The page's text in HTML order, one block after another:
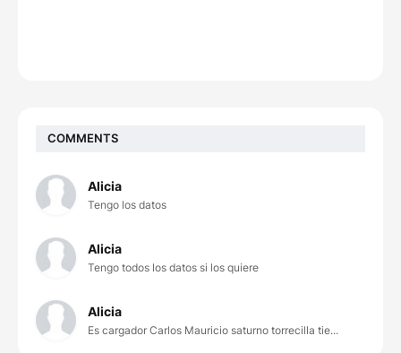
COMMENTS
Alicia
Tengo los datos
Alicia
Tengo todos los datos si los quiere
Alicia
Es cargador Carlos Mauricio saturno torrecilla tie...